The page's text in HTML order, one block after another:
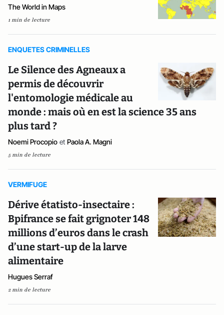
The World in Maps
1 min de lecture
ENQUETES CRIMINELLES
Le Silence des Agneaux a
permis de découvrir
l'entomologie médicale au
monde : mais où en est la science 35 ans
plus tard ?
Noemi Procopio et Paola A. Magni
5 min de lecture
VERMIFUGE
Dérive étatisto-insectaire :
Bpifrance se fait grignoter 148
millions d’euros dans le crash
d’une start-up de la larve
alimentaire
Hugues Serraf
2 min de lecture